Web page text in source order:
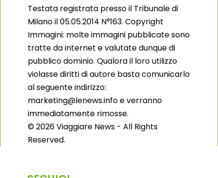
Testata registrata presso il Tribunale di
Milano il 05.05.2014 N°163. Copyright
Immagini: molte immagini pubblicate sono
tratte da internet e valutate dunque di
pubblico dominio. Qualora il loro utilizzo
violasse diritti di autore basta comunicarlo
al seguente indirizzo:
marketing@lenews.info e verranno
immediatamente rimosse.
© 2026 Viaggiare News - All Rights
Reserved.